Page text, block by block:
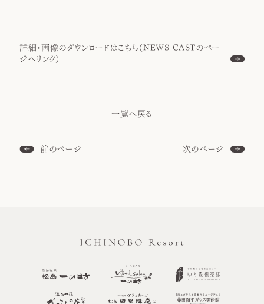
詳細・画像のダウンロードはこちら（NEWS CASTのペー
ジへリンク）
前のページ
一覧へ戻る
次のページ